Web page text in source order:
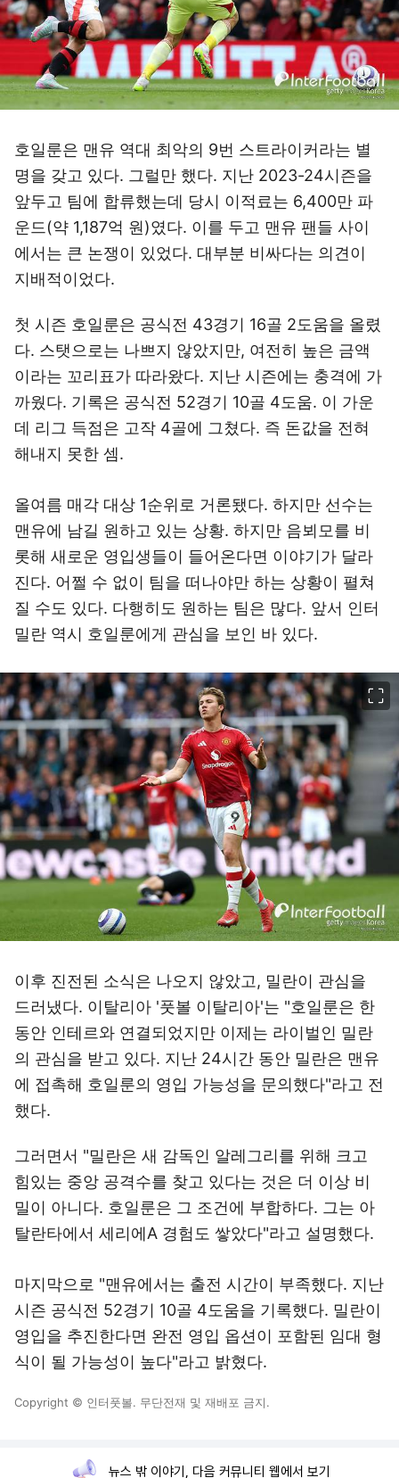
호일룬은 맨유 역대 최악의 9번 스트라이커라는 별
명을 갖고 있다. 그럴만 했다. 지난 2023-24시즌을
앞두고 팀에 합류했는데 당시 이적료는 6,400만 파
운드(약 1,187억 원)였다. 이를 두고 맨유 팬들 사이
에서는 큰 논쟁이 있었다. 대부분 비싸다는 의견이
지배적이었다.
첫 시즌 호일룬은 공식전 43경기 16골 2도움을 올렸
다. 스탯으로는 나쁘지 않았지만, 여전히 높은 금액
이라는 꼬리표가 따라왔다. 지난 시즌에는 충격에 가
까웠다. 기록은 공식전 52경기 10골 4도움. 이 가운
데 리그 득점은 고작 4골에 그쳤다. 즉 돈값을 전혀
해내지 못한 셈.
올여름 매각 대상 1순위로 거론됐다. 하지만 선수는
맨유에 남길 원하고 있는 상황. 하지만 음뵈모를 비
롯해 새로운 영입생들이 들어온다면 이야기가 달라
진다. 어쩔 수 없이 팀을 떠나야만 하는 상황이 펼쳐
질 수도 있다. 다행히도 원하는 팀은 많다. 앞서 인터
밀란 역시 호일룬에게 관심을 보인 바 있다.
이후 진전된 소식은 나오지 않았고, 밀란이 관심을
드러냈다. 이탈리아 '풋볼 이탈리아'는 "호일룬은 한
동안 인테르와 연결되었지만 이제는 라이벌인 밀란
의 관심을 받고 있다. 지난 24시간 동안 밀란은 맨유
에 접촉해 호일룬의 영입 가능성을 문의했다"라고 전
했다.
그러면서 "밀란은 새 감독인 알레그리를 위해 크고
힘있는 중앙 공격수를 찾고 있다는 것은 더 이상 비
밀이 아니다. 호일룬은 그 조건에 부합하다. 그는 아
탈란타에서 세리에A 경험도 쌓았다"라고 설명했다.
마지막으로 "맨유에서는 출전 시간이 부족했다. 지난
시즌 공식전 52경기 10골 4도움을 기록했다. 밀란이
영입을 추진한다면 완전 영입 옵션이 포함된 임대 형
식이 될 가능성이 높다"라고 밝혔다.
Copyright © 인터풋볼. 무단전재 및 재배포 금지.
뉴스 밖 이야기, 다음 커뮤니티 웹에서 보기